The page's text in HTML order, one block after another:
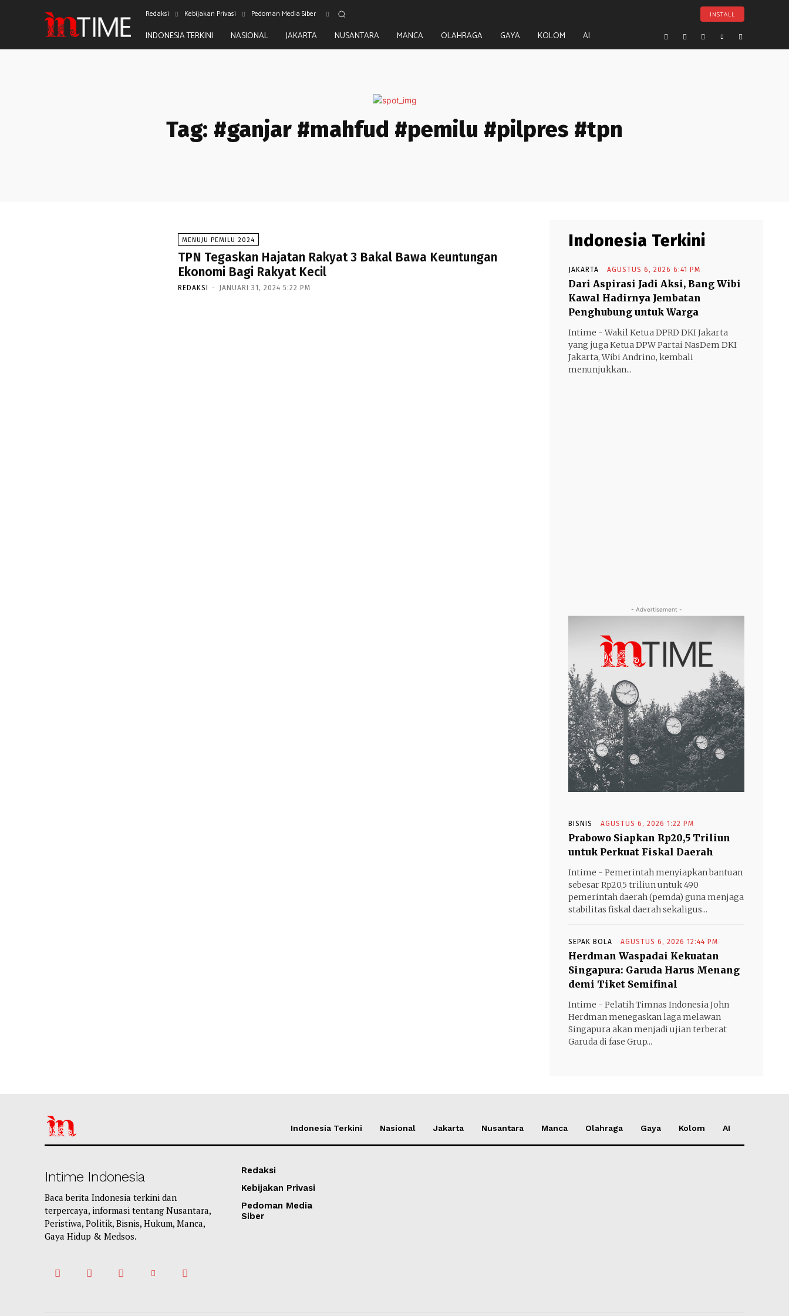
Redaksi Kebijakan Privasi Pedoman Media Siber INSTALL
INDONESIA TERKINI NASIONAL JAKARTA NUSANTARA MANCA OLAHRAGA GAYA KOLOM AI
Tag: #ganjar #mahfud #pemilu #pilpres #tpn
MENUJU PEMILU 2024
TPN Tegaskan Hajatan Rakyat 3 Bakal Bawa Keuntungan
Ekonomi Bagi Rakyat Kecil
REDAKSI - JANUARI 31, 2024 5:22 PM
Indonesia Terkini
JAKARTA AGUSTUS 6, 2026 6:41 PM
Dari Aspirasi Jadi Aksi, Bang Wibi
Kawal Hadirnya Jembatan
Penghubung untuk Warga
Intime - Wakil Ketua DPRD DKI Jakarta
yang juga Ketua DPW Partai NasDem DKI
Jakarta, Wibi Andrino, kembali
menunjukkan...
- Advertisement -
BISNIS AGUSTUS 6, 2026 1:22 PM
Prabowo Siapkan Rp20,5 Triliun
untuk Perkuat Fiskal Daerah
Intime - Pemerintah menyiapkan bantuan
sebesar Rp20,5 triliun untuk 490
pemerintah daerah (pemda) guna menjaga
stabilitas fiskal daerah sekaligus...
SEPAK BOLA AGUSTUS 6, 2026 12:44 PM
Herdman Waspadai Kekuatan
Singapura: Garuda Harus Menang
demi Tiket Semifinal
Intime - Pelatih Timnas Indonesia John
Herdman menegaskan laga melawan
Singapura akan menjadi ujian terberat
Garuda di fase Grup...
Indonesia Terkini Nasional Jakarta Nusantara Manca Olahraga Gaya Kolom AI
Intime Indonesia
Baca berita Indonesia terkini dan
terpercaya, informasi tentang Nusantara,
Peristiwa, Politik, Bisnis, Hukum, Manca,
Gaya Hidup & Medsos.
Redaksi
Kebijakan Privasi
Pedoman Media
Siber